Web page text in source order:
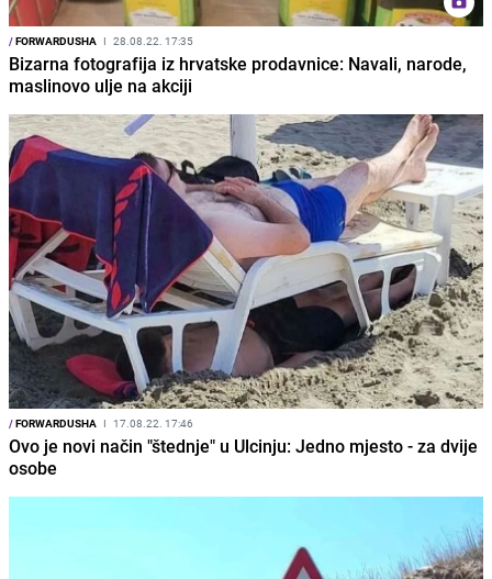
/FORWARDUSHA I 28.08.22. 17:35
Bizarna fotografija iz hrvatske prodavnice: Navali, narode,
maslinovo ulje na akciji
/FORWARDUSHA I 17.08.22. 17:46
Ovo je novi način "štednje" u Ulcinju: Jedno mjesto - za dvije
osobe